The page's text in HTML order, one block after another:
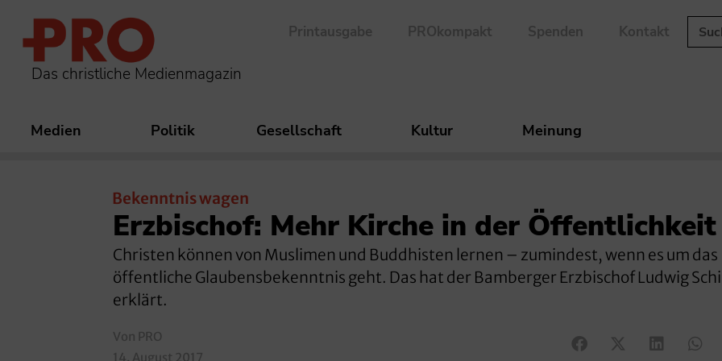
Das christliche Medienmagazin
Printausgabe PROkompakt Spenden Kontakt
Medien Politik Gesellschaft Kultur Meinung
Bekenntnis wagen
Erzbischof: Mehr Kirche in der Öffentlichkeit
Christen können von Muslimen und Buddhisten lernen – zumindest, wenn es um das
öffentliche Glaubensbekenntnis geht. Das hat der Bamberger Erzbischof Ludwig
erklärt.
Von PRO
14. August 2017